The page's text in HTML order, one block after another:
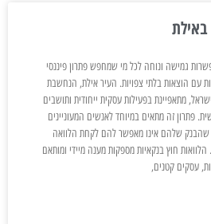
גמישה ונוחה לכל מי שמחפש פתרון פיננסי
עם הוצאות בלתי צפויות. העיר אילת, הנחשבת
מתאפיינת בפעילות עסקית ייחודית ותושבים
פתרון זה מתאים במיוחד לאנשים המעוניינים
שהבנק שלהם אינו מאפשר להם לקחת הלוואה
חוץ בנקאיות מספקות מענה מיידי ומותאם
עסקים קטנים,